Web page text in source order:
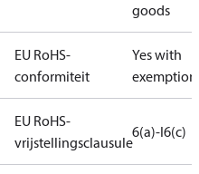
goods
EU RoHS-
conformiteit
Yes with
exemptions
EU RoHS-
vrijstellingsclausule
6(a)-I6(c)